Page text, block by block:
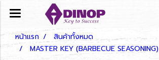
หน้าแรก
สินค้าทั้งหมด
MASTER KEY (BARBECUE SEASONING)